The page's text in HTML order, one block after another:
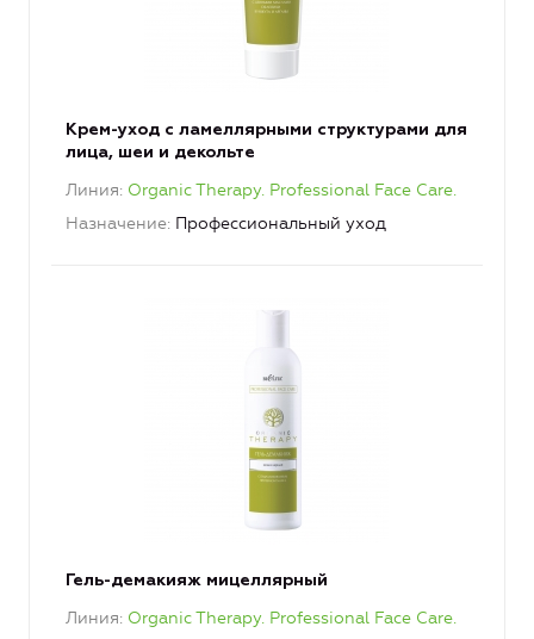
Крем-уход с ламеллярными структурами для
лица, шеи и декольте
Линия Organic Therapy. Professional Face Care.
Назначение Профессиональный уход
Гель-демакияж мицеллярный
Линия Organic Therapy. Professional Face Care.